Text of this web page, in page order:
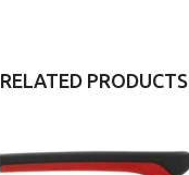
RELATED PRODUCTS